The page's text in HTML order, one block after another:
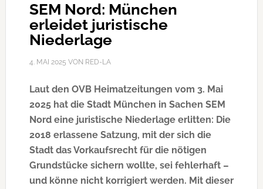
SEM Nord: München
erleidet juristische
Niederlage
4. MAI 2025 VON RED-LA
Laut den OVB Heimatzeitungen vom 3. Mai
2025 hat die Stadt München in Sachen SEM
Nord eine juristische Niederlage erlitten: Die
2018 erlassene Satzung, mit der sich die
Stadt das Vorkaufsrecht für die nötigen
Grundstücke sichern wollte, sei fehlerhaft –
und könne nicht korrigiert werden. Mit dieser